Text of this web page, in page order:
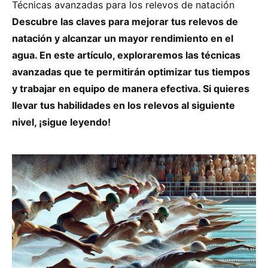
Técnicas avanzadas para los relevos de natación
Descubre las claves para mejorar tus relevos de
natación y alcanzar un mayor rendimiento en el
agua. En este artículo, exploraremos las técnicas
avanzadas que te permitirán optimizar tus tiempos
y trabajar en equipo de manera efectiva. Si quieres
llevar tus habilidades en los relevos al siguiente
nivel, ¡sigue leyendo!